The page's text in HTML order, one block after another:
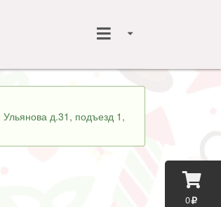
0
д.31, подъезд 1,